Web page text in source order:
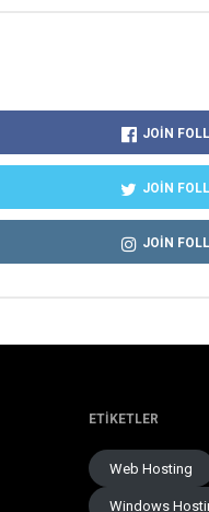
JOIN
JOIN
JOIN
ETIKETLER
Web Hosting
Windows